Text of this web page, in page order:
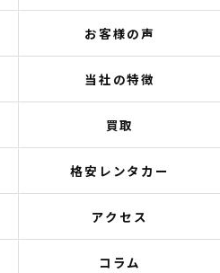
お客様の声
当社の特徴
買取
格安レンタカー
アクセス
コラム